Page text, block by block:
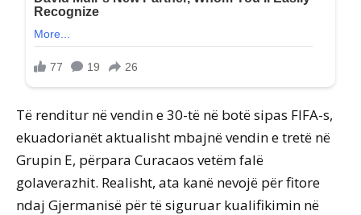
Të renditur në vendin e 30-të në botë sipas FIFA-s,
ekuadorianët aktualisht mbajnë vendin e tretë në
Grupin E, përpara Curacaos vetëm falë
golaverazhit. Realisht, ata kanë nevojë për fitore
ndaj Gjermanisë për të siguruar kualifikimin në